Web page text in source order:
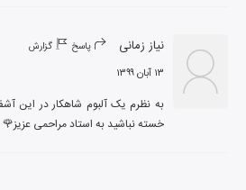
نیاز زمانی پاسخ گزارش
۱۳ آبان ۱۳۹۹
خسته نباشید به استاد مراحمی عزیز🌹